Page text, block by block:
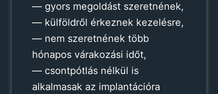
— gyors megoldást szeretnének,
— külföldről érkeznek kezelésre,
— nem szeretnének több
hónapos várakozási időt,
— csontpótlás nélkül is
alkalmasak az implantációra